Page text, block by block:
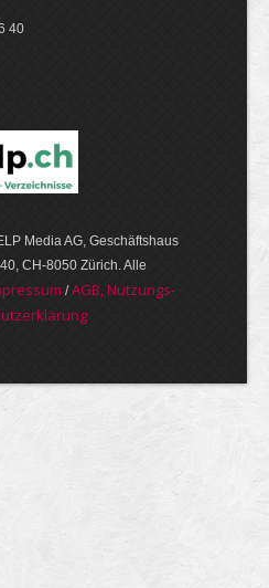
40
Media AG, Geschäftshaus
CH-8050 Zürich. Alle
/AGB, Nut­zungs­